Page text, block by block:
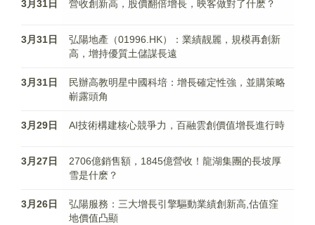
3月31日 營收創新高，股價翻倍增長，映客做對了什麽？
3月31日
弘陽地產（01996.HK）：業績靓麗，規模再創新
高，增持優質土儲謀長遠
3月31日
民辦高教明星中國科培：增長確定性強，並購策略
嶄露頭角
3月29日 AI技術構建核心競爭力，百融雲創價值增長進行時
3月27日
2706億銷售額，1845億營收！龍湖集團的長坡厚
雪是什麽？
3月26日
弘陽服務：三大增長引擎驅動業績創新高,估值窪
地價值凸顯